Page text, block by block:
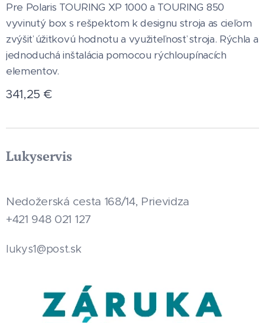
Pre Polaris TOURING XP 1000 a TOURING 850
vyvinutý box s rešpektom k designu stroja as cieľom
zvýšiť úžitkovú hodnotu a využiteľnosť stroja. Rýchla a
jednoduchá inštalácia pomocou rýchloupínacích
elementov.
341,25 €
Lukyservis
Nedožerská cesta 168/14, Prievidza
+421 948 021 127
lukys1@post.sk